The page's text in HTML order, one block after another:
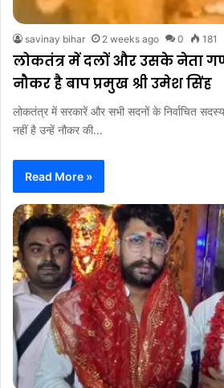
savinay bihar 2 weeks ago 0 181
लोकतंत्र में दलों और उसके नेता
नौकर है बाप प्रमुख श्री उमेश सिंह
लोकतंत्र में सरकारें और सभी सदनों के निर्वाचित
नहीं है उन्हें नौकर की…
Read More »